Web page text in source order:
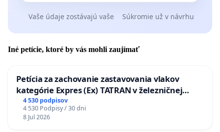
Vaše údaje zostávajú vaše Súkromie už v návrhu
Iné petície, ktoré by vás mohli zaujímať
Petícia za zachovanie zastavovania vlakov
kategórie Expres (Ex) TATRAN v železničnej
stanici Púchov
4 530 podpisov
4 530 Podpisy / 30 dni
8 Jul 2026